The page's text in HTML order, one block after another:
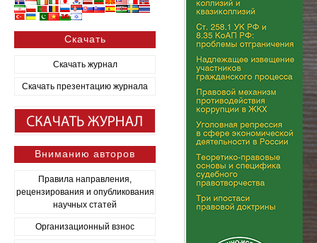
Скачать
Скачать журнал
Скачать презентацию журнала
Вниманию авторов
Правила направления,
рецензирования и опубликования
научных статей
Организационный взнос